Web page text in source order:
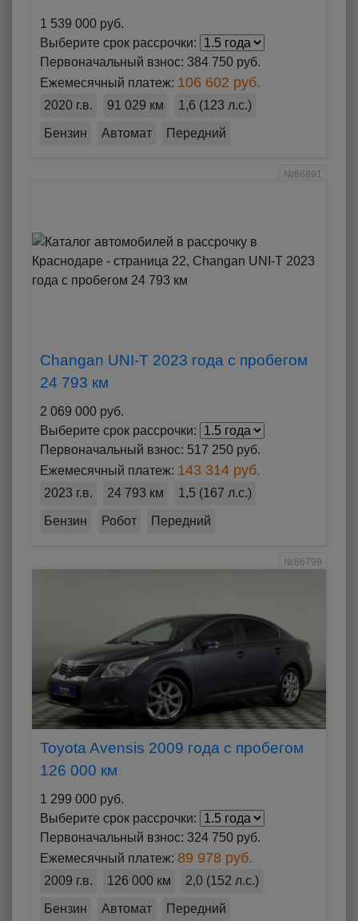
1 539 000 руб.
Выберите срок рассрочки:
Первоначальный взнос: 384 750 руб.
Ежемесячный платеж: 106 602 руб.
2020 г.в. 91 029 км 1,6 (123 л.с.)
Бензин Автомат Передний
№86891
Changan UNI-T 2023 года с пробегом
24 793 км
2 069 000 руб.
Выберите срок рассрочки:
Первоначальный взнос: 517 250 руб.
Ежемесячный платеж: 143 314 руб.
2023 г.в. 24 793 км 1,5 (167 л.с.)
Бензин Робот Передний
№86799
Toyota Avensis 2009 года с пробегом
126 000 км
1 299 000 руб.
Выберите срок рассрочки:
Первоначальный взнос: 324 750 руб.
Ежемесячный платеж: 89 978 руб.
2009 г.в. 126 000 км 2,0 (152 л.с.)
Бензин Автомат Передний